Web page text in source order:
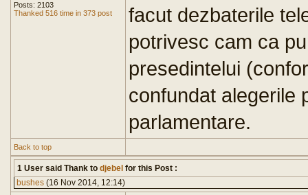
Posts: 2103
Thanked 516 time in 373 post
facut dezbaterile
potrivesc cam ca
presedintelui
confundat alegerile
parlamentare.
Back to top
1 User said Thank to djebel for this Post :
bushes (16 Nov 2014, 12:14)